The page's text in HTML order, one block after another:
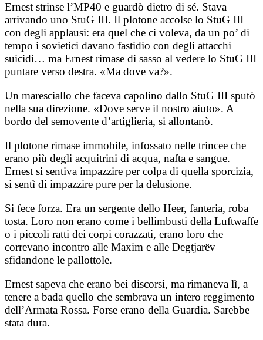
Ernest strinse l’MP40 e guardò dietro di sé. Stava
arrivando uno StuG III. Il plotone accolse lo StuG III
con degli applausi: era quel che ci voleva, da un po’ di
tempo i sovietici davano fastidio con degli attacchi
suicidi… ma Ernest rimase di sasso al vedere lo StuG III
puntare verso destra. «Ma dove va?».
Un maresciallo che faceva capolino dallo StuG III sputò
nella sua direzione. «Dove serve il nostro aiuto». A
bordo del semovente d’artiglieria, si allontanò.
Il plotone rimase immobile, infossato nelle trincee che
erano più degli acquitrini di acqua, nafta e sangue.
Ernest si sentiva impazzire per colpa di quella sporcizia,
si sentì di impazzire pure per la delusione.
Si fece forza. Era un sergente dello Heer, fanteria, roba
tosta. Loro non erano come i bellimbusti della Luftwaffe
o i piccoli ratti dei corpi corazzati, erano loro che
correvano incontro alle Maxim e alle Degtjarëv
sfidandone le pallottole.
Ernest sapeva che erano bei discorsi, ma rimaneva lì, a
tenere a bada quello che sembrava un intero reggimento
dell’Armata Rossa. Forse erano della Guardia. Sarebbe
stata dura.